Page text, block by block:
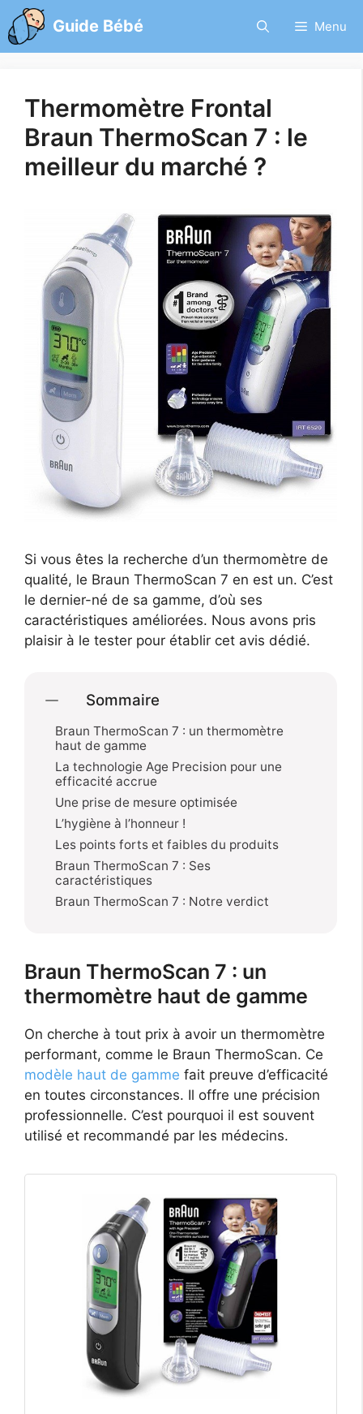
Aller
au
contenu
Guide Bébé Menu
Thermomètre Frontal
Braun ThermoScan 7 : le
meilleur du marché ?
Si vous êtes la recherche d’un thermomètre de
qualité, le Braun ThermoScan 7 en est un. C’est
le dernier-né de sa gamme, d’où ses
caractéristiques améliorées. Nous avons pris
plaisir à le tester pour établir cet avis dédié.
Sommaire
Braun ThermoScan 7 : un thermomètre
haut de gamme
La technologie Age Precision pour une
efficacité accrue
Une prise de mesure optimisée
L’hygiène à l’honneur !
Les points forts et faibles du produits
Braun ThermoScan 7 : Ses
caractéristiques
Braun ThermoScan 7 : Notre verdict
Braun ThermoScan 7 : un
thermomètre haut de gamme
On cherche à tout prix à avoir un thermomètre
performant, comme le Braun ThermoScan. Ce
modèle haut de gamme fait preuve d’efficacité
en toutes circonstances. Il offre une précision
professionnelle. C’est pourquoi il est souvent
utilisé et recommandé par les médecins.